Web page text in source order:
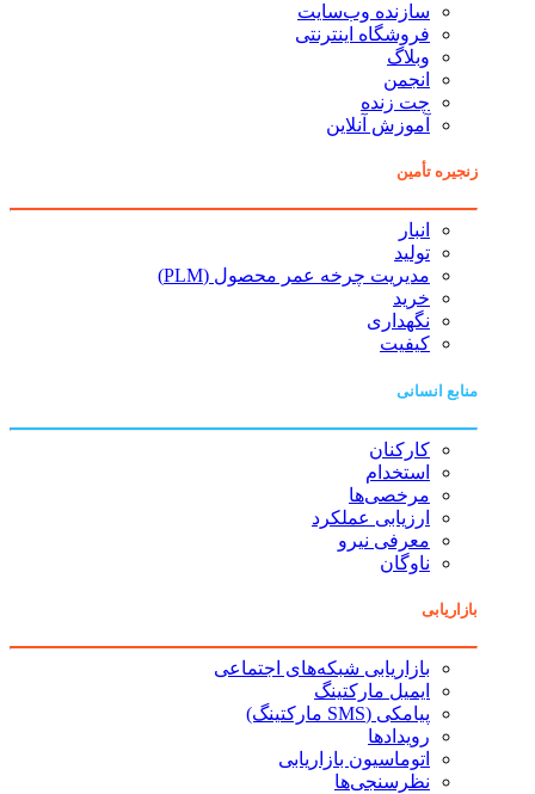
سازنده وب‌سایت
فروشگاه اینترنتی
وبلاگ
انجمن
چت زنده
آموزش آنلاین
زنجیره تأمین
انبار
تولید
مدیریت چرخه عمر محصول (PLM)
خرید
نگهداری
کیفیت
منابع انسانی
کارکنان
استخدام
مرخصی‌ها
ارزیابی عملکرد
معرفی نیرو
ناوگان
بازاریابی
بازاریابی شبکه‌های اجتماعی
ایمیل مارکتینگ
پیامکی (SMS مارکتینگ)
رویدادها
اتوماسیون بازاریابی
نظرسنجی‌ها